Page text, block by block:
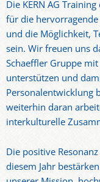
Die KERN AG
für die
und die Möglichkeit,
sein. Wir freuen uns
Schaeffler Gruppe
unterstützen und
Personalentwicklung
weiterhin daran
interkulturelle
Die positive
diesem Jahr